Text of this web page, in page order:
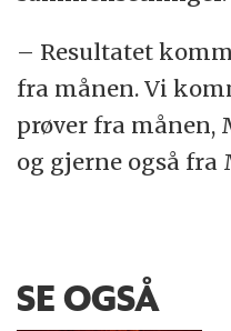
– Resultatet
fra månen. Vi
prøver fra månen,
og gjerne også fra
SE OGSÅ